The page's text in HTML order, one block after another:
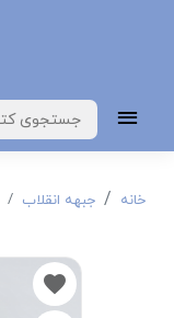
خانه جبهه انقلاب